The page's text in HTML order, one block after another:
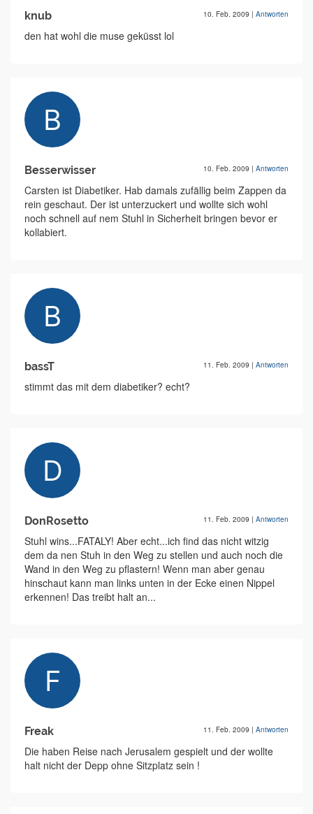
knub 10. Feb. 2009 | Antworten
den hat wohl die muse geküsst lol
Besserwisser 10. Feb. 2009 | Antworten
Carsten ist Diabetiker. Hab damals zufällig beim Zappen da
rein geschaut. Der ist unterzuckert und wollte sich wohl
noch schnell auf nem Stuhl in Sicherheit bringen bevor er
kollabiert.
bassT 11. Feb. 2009 | Antworten
stimmt das mit dem diabetiker? echt?
DonRosetto 11. Feb. 2009 | Antworten
Stuhl wins...FATALY! Aber echt...ich find das nicht witzig
dem da nen Stuh in den Weg zu stellen und auch noch die
Wand in den Weg zu pflastern! Wenn man aber genau
hinschaut kann man links unten in der Ecke einen Nippel
erkennen! Das treibt halt an...
Freak 11. Feb. 2009 | Antworten
Die haben Reise nach Jerusalem gespielt und der wollte
halt nicht der Depp ohne Sitzplatz sein !